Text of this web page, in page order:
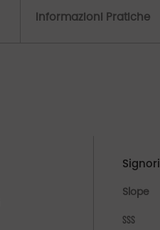
Informazioni Pratiche
Signori
Slope
SSS